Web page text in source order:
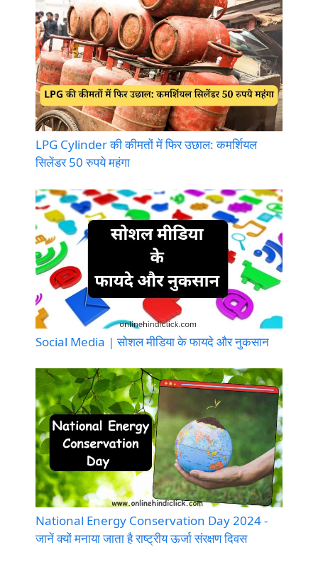
LPG Cylinder की कीमतों में फिर उछाल: कमर्शियल
सिलेंडर 50 रुपये महंगा
Social Media | सोशल मीडिया के फायदे और नुकसान
National Energy Conservation Day 2024 -
जानें क्यों मनाया जाता है राष्ट्रीय ऊर्जा संरक्षण दिवस